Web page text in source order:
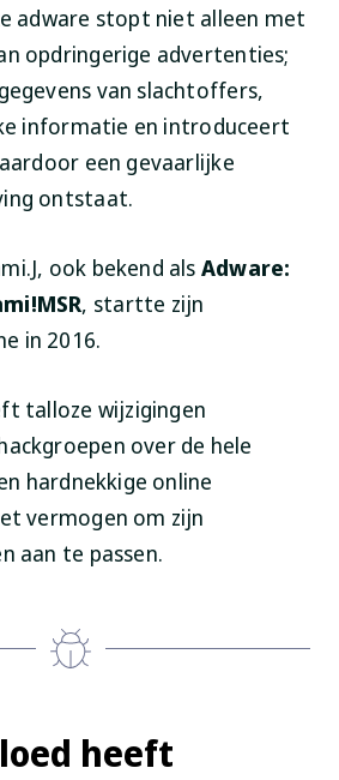
adware stopt niet alleen met
opdringerige advertenties;
van slachtoffers,
informatie en introduceert
een gevaarlijke
ontstaat.
ook bekend als Adware:
, startte zijn
in 2016.
talloze wijzigingen
over de hele
hardnekkige online
vermogen om zijn
aan te passen.
heeft